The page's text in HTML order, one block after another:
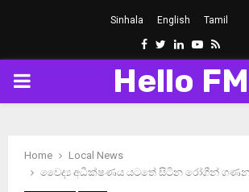
Sinhala English Tamil
Facebook
Twitter
LinkedinYoutube
Rss
PRIMARY
Hello FM
Home
Local News
වෛද්‍ය අධීක්ෂණය යටතේ සිටින රෝගීන්